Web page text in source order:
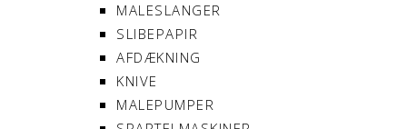
MALESLANGER
SLIBEPAPIR
AFDÆKNING
KNIVE
MALEPUMPER